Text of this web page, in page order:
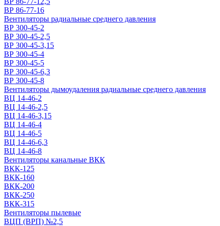
ВР 86-77-16
Вентиляторы радиальные среднего давления
ВР 300-45-2
ВР 300-45-2,5
ВР 300-45-3,15
ВР 300-45-4
ВР 300-45-5
ВР 300-45-6,3
ВР 300-45-8
Вентиляторы дымоудаления радиальные среднего давления
ВЦ 14-46-2
ВЦ 14-46-2,5
ВЦ 14-46-3,15
ВЦ 14-46-4
ВЦ 14-46-5
ВЦ 14-46-6,3
ВЦ 14-46-8
Вентиляторы канальные ВКК
ВКК-125
ВКК-160
ВКК-200
ВКК-250
ВКК-315
Вентиляторы пылевые
ВЦП (ВРП) №2,5